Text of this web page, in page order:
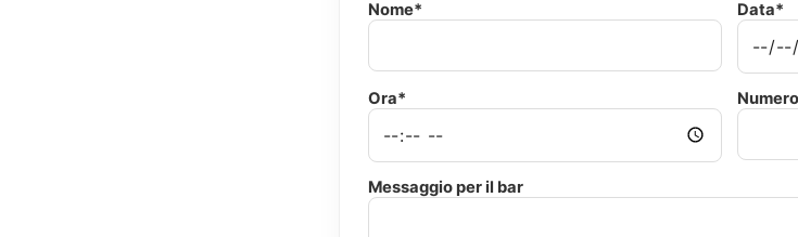
Nome* Data*
Ora*
Messaggio per il bar